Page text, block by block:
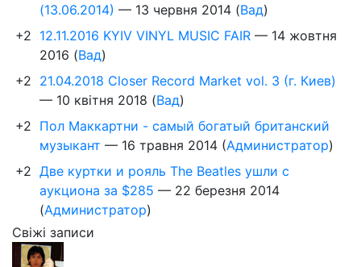
(13.06.2014) — 13 червня 2014 (Вад)
+2 12.11.2016 KYIV VINYL MUSIC FAIR — 14 жовтня
2016 (Вад)
+2 21.04.2018 Closer Record Market vol. 3 (г. Киев)
— 10 квітня 2018 (Вад)
+2 Пол Маккартни - самый богатый британский
музыкант — 16 травня 2014 (Администратор)
+2 Две куртки и рояль The Beatles ушли с
аукциона за $285 — 22 березня 2014
(Администратор)
Свіжі записи